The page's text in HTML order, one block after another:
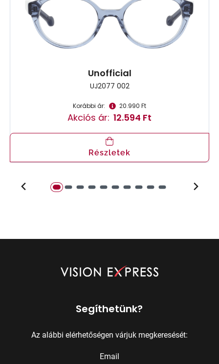
Unofficial
UJ2077 002
Korábbi ár: 20.990 Ft
Akciós ár: 12.594 Ft
Részletek
Segíthetünk?
Az alábbi elérhetőségen várjuk megkeresését:
Email